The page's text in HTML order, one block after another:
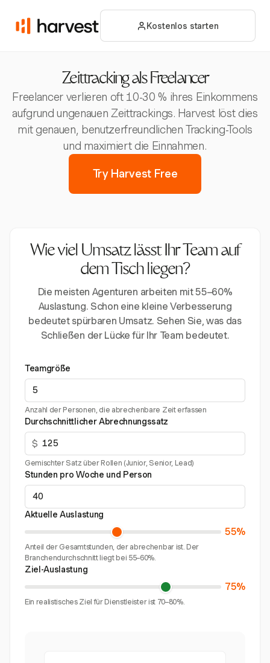
Kostenlos starten
Zeittracking als Freelancer
Freelancer verlieren oft 10-30 % ihres Einkommens
aufgrund ungenauen Zeittrackings. Harvest löst dies
mit genauen, benutzerfreundlichen Tracking-Tools
und maximiert die Einnahmen.
Try Harvest Free
Wie viel Umsatz lässt Ihr Team auf
dem Tisch liegen?
Die meisten Agenturen arbeiten mit 55–60%
Auslastung. Schon eine kleine Verbesserung
bedeutet spürbaren Umsatz. Sehen Sie, was das
Schließen der Lücke für Ihr Team bedeutet.
Teamgröße
Anzahl der Personen, die abrechenbare Zeit erfassen
Durchschnittlicher Abrechnungssatz
$
Gemischter Satz über Rollen (Junior, Senior, Lead)
Stunden pro Woche und Person
Aktuelle Auslastung
55%
Anteil der Gesamtstunden, der abrechenbar ist. Der
Branchendurchschnitt liegt bei 55–60%.
Ziel-Auslastung
75%
Ein realistisches Ziel für Dienstleister ist 70–80%.